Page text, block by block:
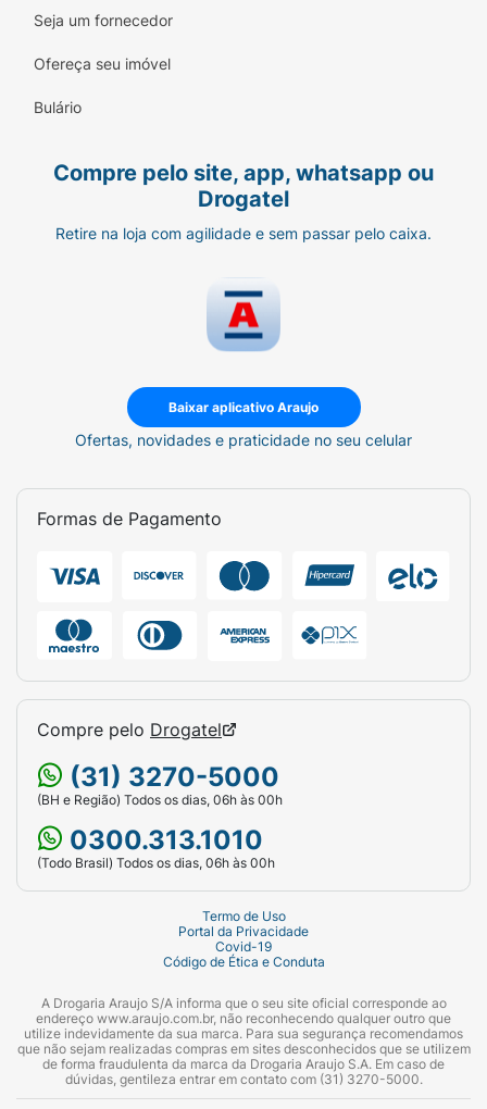
Seja um fornecedor
Ofereça seu imóvel
Bulário
Compre pelo site, app, whatsapp ou
Drogatel
Retire na loja com agilidade e sem passar pelo caixa.
Baixar aplicativo Araujo
Ofertas, novidades e praticidade no seu celular
Formas de Pagamento
Compre pelo Drogatel
(31) 3270-5000
(BH e Região) Todos os dias, 06h às 00h
0300.313.1010
(Todo Brasil) Todos os dias, 06h às 00h
Termo de Uso
Portal da Privacidade
Covid-19
Código de Ética e Conduta
A Drogaria Araujo S/A informa que o seu site oficial corresponde ao
endereço www.araujo.com.br, não reconhecendo qualquer outro que
utilize indevidamente da sua marca. Para sua segurança recomendamos
que não sejam realizadas compras em sites desconhecidos que se utilizem
de forma fraudulenta da marca da Drogaria Araujo S.A. Em caso de
dúvidas, gentileza entrar em contato com (31) 3270-5000.